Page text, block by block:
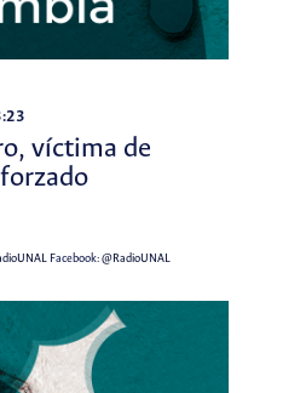
víctima de
Facebook:@RadioUNAL